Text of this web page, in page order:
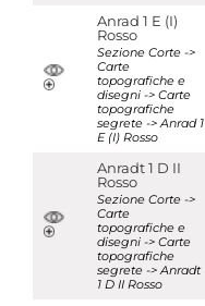
Anrad 1 E (I)
Rosso
Sezione Corte ->
Carte
topografiche e
disegni -> Carte
topografiche
segrete -> Anrad 1
E (I) Rosso
Anradt 1 D II
Rosso
Sezione Corte ->
Carte
topografiche e
disegni -> Carte
topografiche
segrete -> Anradt
1 D II Rosso